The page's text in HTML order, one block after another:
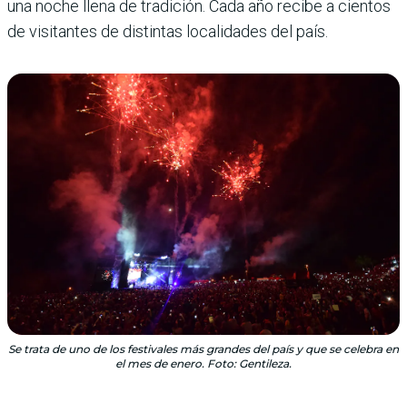
una noche llena de tradición. Cada año recibe a cientos
de visitantes de distintas localidades del país.
Se trata de uno de los festivales más grandes del país y que se celebra en
el mes de enero. Foto: Gentileza.